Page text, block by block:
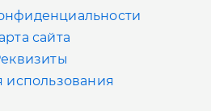
сайта
использования
47